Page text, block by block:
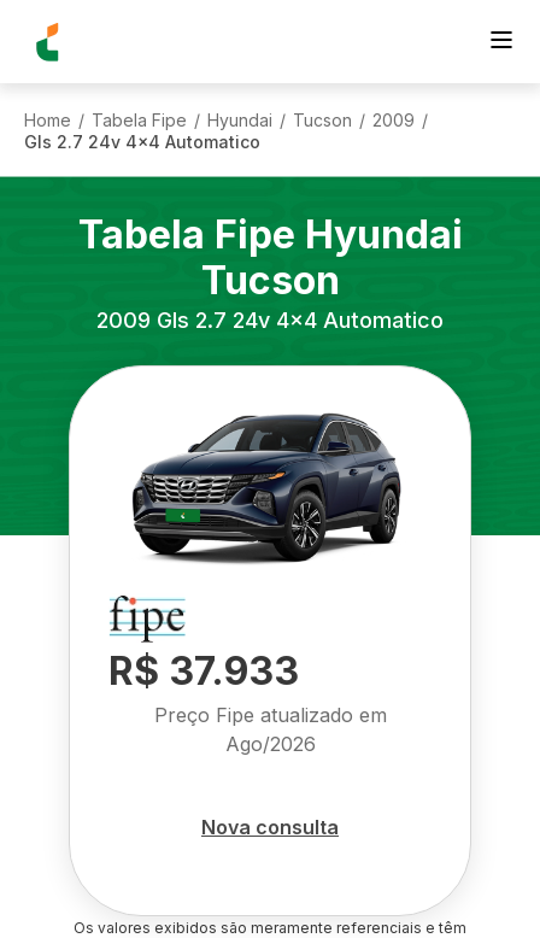
Home / Tabela Fipe / Hyundai / Tucson / 2009 /
Gls 2.7 24v 4x4 Automatico
Tabela Fipe Hyundai
Tucson
2009 Gls 2.7 24v 4x4 Automatico
R$ 37.933
Preço Fipe atualizado em
Ago/2026
Nova consulta
Os valores exibidos são meramente referenciais e têm